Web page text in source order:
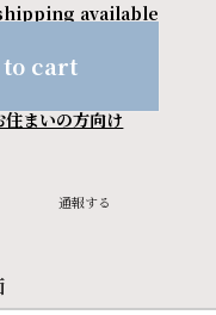
available
cart
住まいの方向け
通報する